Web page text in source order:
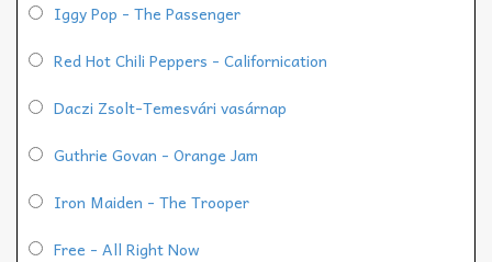
Iggy Pop - The Passenger
Red Hot Chili Peppers - Californication
Daczi Zsolt-Temesvári vasárnap
Guthrie Govan - Orange Jam
Iron Maiden - The Trooper
Free - All Right Now